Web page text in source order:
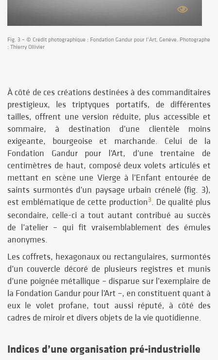
Fig. 3 – © Crédit photographique : Fondation Gandur pour l’Art, Genève. Photographe
: Thierry Ollivier
À côté de ces créations destinées à des commanditaires
prestigieux, les triptyques portatifs, de différentes
tailles, offrent une version réduite, plus accessible et
sommaire, à destination d’une clientèle moins
exigeante, bourgeoise et marchande. Celui de la
Fondation Gandur pour l’Art, d’une trentaine de
centimètres de haut, composé deux volets articulés et
mettant en scène une Vierge à l’Enfant entourée de
saints surmontés d’un paysage urbain crénelé (fig. 3),
est emblématique de cette production3. De qualité plus
secondaire, celle-ci a tout autant contribué au succès
de l’atelier – qui fit vraisemblablement des émules
anonymes.
Les coffrets, hexagonaux ou rectangulaires, surmontés
d’un couvercle décoré de plusieurs registres et munis
d’une poignée métallique – disparue sur l’exemplaire de
la Fondation Gandur pour l’Art –, en constituent quant à
eux le volet profane, tout aussi réputé, à côté des
cadres de miroir et divers objets de la vie quotidienne.
Indices d’une organisation pré-industrielle